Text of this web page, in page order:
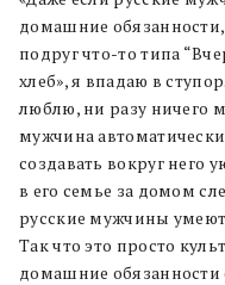
домашние
подруг что-то типа
хлеб», я впадаю в
люблю, ни разу ничего
мужчина
создавать вокруг него
в его семье за домом
русские мужчины
Так что это просто
домашние обязанности